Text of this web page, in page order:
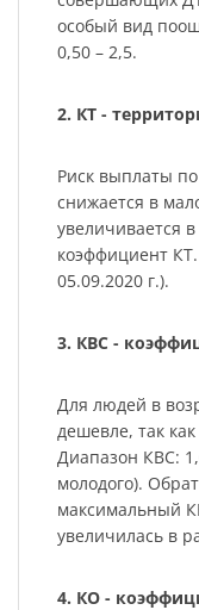
особый вид
0,50 – 2,5.
2. КТ -
Риск выплаты
снижается в
увеличивается
коэффициент
05.09.2020 г.).
3. КВС -
Для людей в
дешевле, так
Диапазон КВС:
молодого).
максимальный
увеличилась в
4. КО -